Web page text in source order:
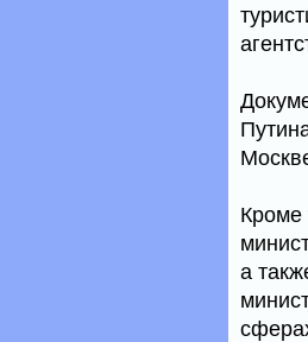
Кроме
а